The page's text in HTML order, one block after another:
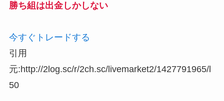
勝ち組は出金しかしない
今すぐトレードする
引用
元:http://2log.sc/r/2ch.sc/livemarket2/1427791965/l
50